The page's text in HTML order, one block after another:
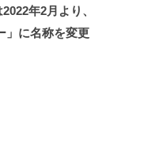
年2月より、
」に名称を変更